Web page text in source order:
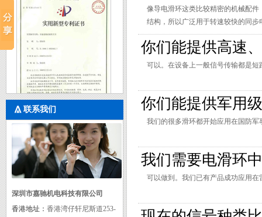
实用新型专利证书三
联系我们
深圳市嘉驰机电科技有限公司
香港地址： 香港湾仔轩尼斯道253-
像导电滑环这类比较精密的机械配
结构，所以广泛用于转速较快的同
锻钢。
你们能提供高速
可以。在设备上一般信号传输都是
你们能提供军用
我们的很多滑环都开始应用在国防
我们需要电滑环
可以做到。我们已有产品成功应用